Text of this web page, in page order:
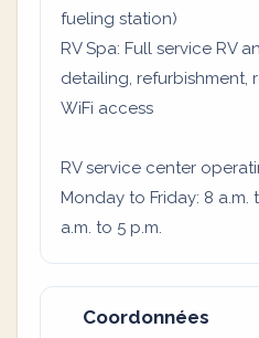
fueling station)
RV Spa: Full service RV
detailing, refurbishment,
WiFi access
RV service center
Monday to Friday: 8 a.m.
a.m. to 5 p.m.
Coordonnées